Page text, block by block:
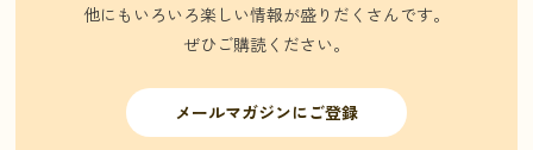
他にもいろいろ楽しい情報が盛りだくさんです。
ぜひご購読ください。
メールマガジンにご登録